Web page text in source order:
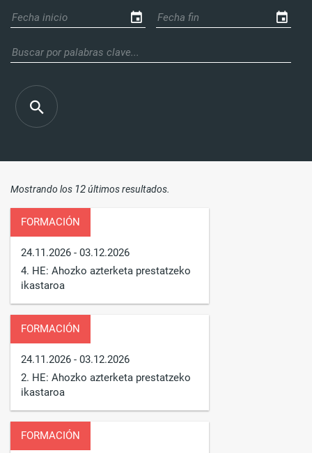
Mostrando los 12últimos resultados.
FORMACIÓN
24.11.2026 - 03.12.2026
4. HE: Ahozko azterketa prestatzeko
ikastaroa
FORMACIÓN
24.11.2026 - 03.12.2026
2. HE: Ahozko azterketa prestatzeko
ikastaroa
FORMACIÓN